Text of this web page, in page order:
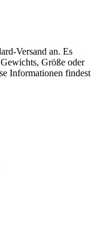
Versand an. Es
Größe oder
Informationen findest